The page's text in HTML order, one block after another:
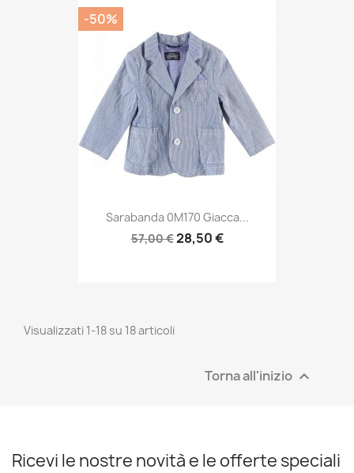
Sarabanda 0M170 Giacca...
57,00 €28,50 €
-50%
Visualizzati 1-18 su 18 articoli
Torna all'inizio 
Ricevi le nostre novità e le offerte speciali